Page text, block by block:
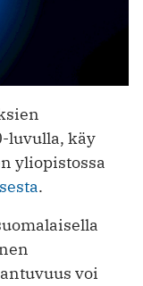
luvulla, käy
yliopistossa
.
voi